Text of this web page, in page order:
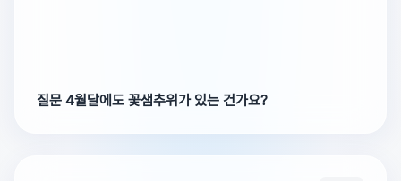
질문 4월달에도 꽃샘추위가 있는 건가요?